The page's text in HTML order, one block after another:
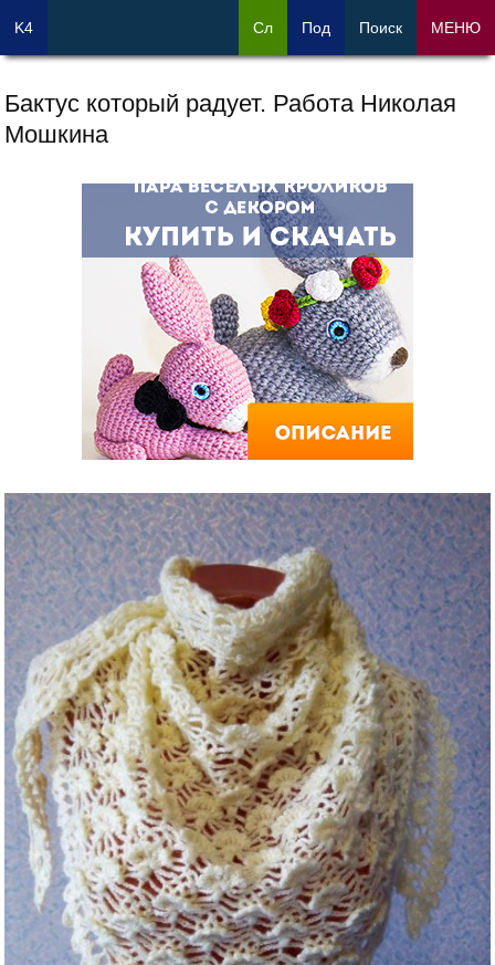
Бактус который радует. Работа Николая
Мошкина
K4 Сл Под Поиск МЕНЮ